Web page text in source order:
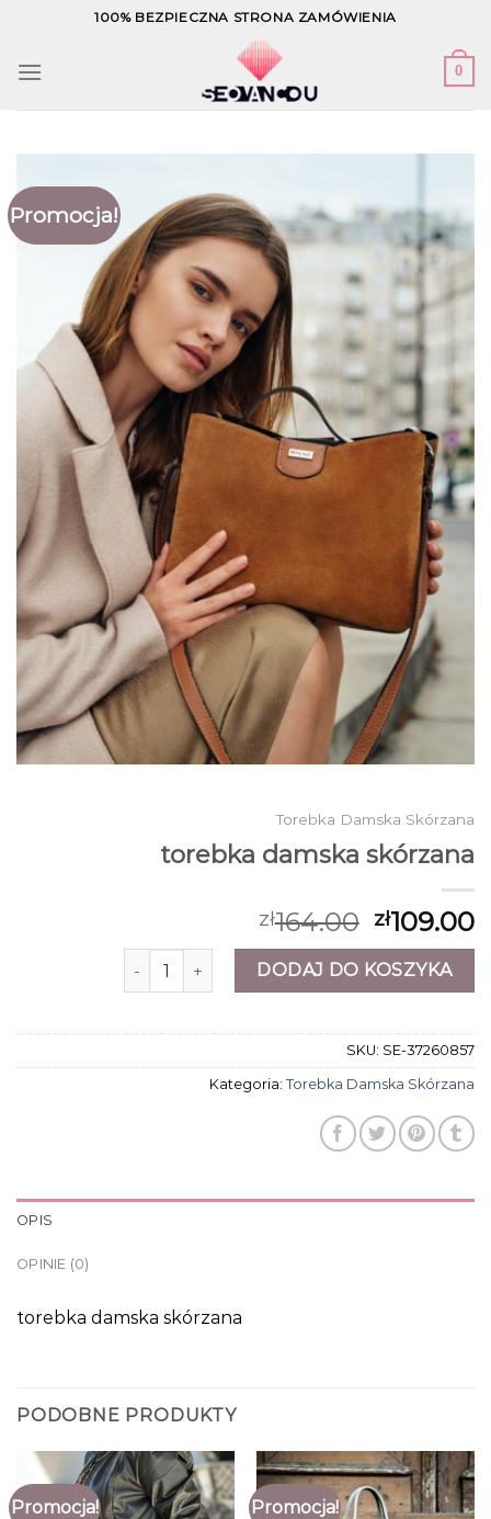
content
100% BEZPIECZNA STRONA ZAMÓWIENIA
0
Promocja!
Torebka Damska Skórzana
torebka damska skórzana
zł164.00 zł109.00
ilość torebka damska skórzana
DODAJ DO KOSZYKA
SKU: SE-37260857
Kategoria: Torebka Damska Skórzana
OPIS
OPINIE (0)
torebka damska skórzana
PODOBNE PRODUKTY
Promocja! Promocja!